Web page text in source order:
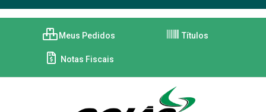
Meus Pedidos Títulos
Notas Fiscais